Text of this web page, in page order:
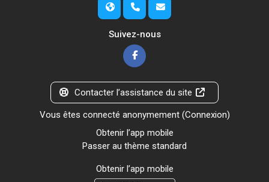
Suivez-nous
Contacter l’assistance du site
Vous êtes connecté anonymement (Connexion)
Obtenir l’app mobile
Passer au thème standard
Obtenir l’app mobile